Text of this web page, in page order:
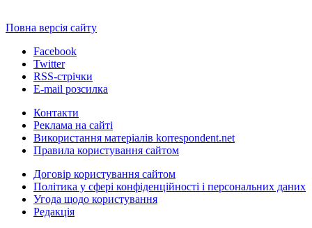
Повна версія сайту
Facebook
Twitter
RSS-стрічки
E-mail розсилка
Контакти
Реклама на сайті
Використання матеріалів korrespondent.net
Правила користування сайтом
Договір користування сайтом
Політика у сфері конфіденційності і персональних даних
Угода щодо користування
Редакція